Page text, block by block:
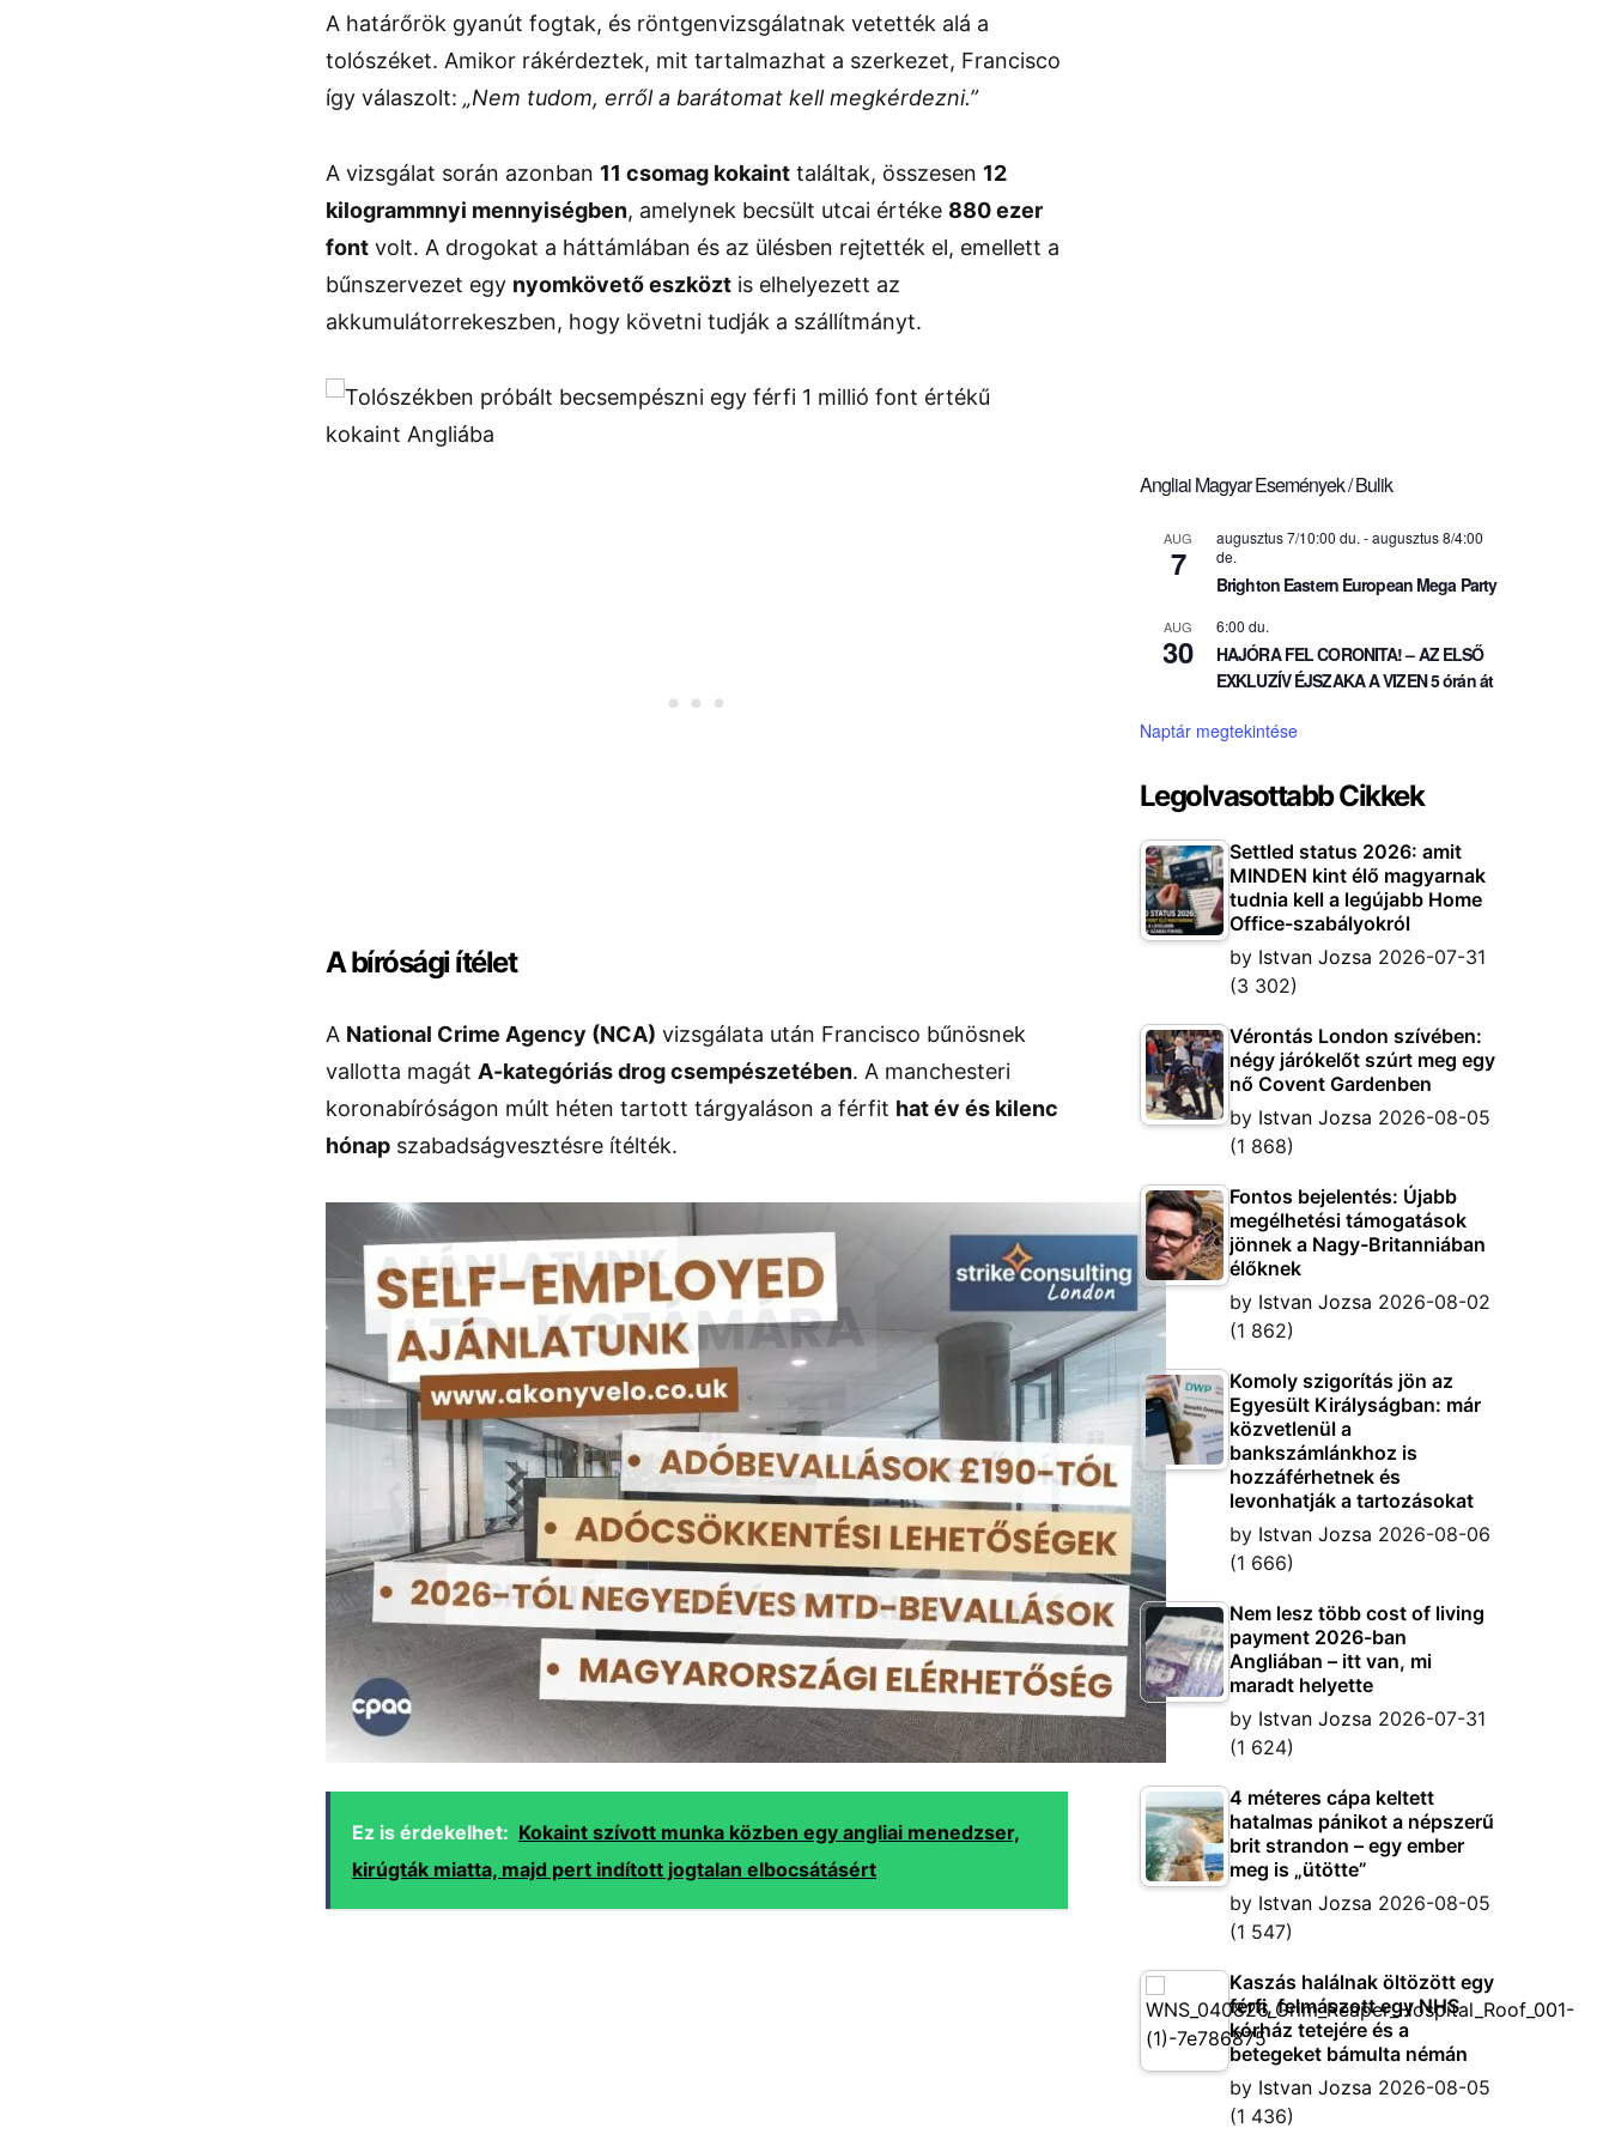
A határőrök gyanút fogtak, és röntgenvizsgálatnak vetették alá a
tolószéket. Amikor rákérdeztek, mit tartalmazhat a szerkezet, Francisco
így válaszolt: „Nem tudom, erről a barátomat kell megkérdezni.”
A vizsgálat során azonban 11 csomag kokaint találtak, összesen 12
kilogrammnyi mennyiségben, amelynek becsült utcai értéke 880 ezer
font volt. A drogokat a háttámlában és az ülésben rejtették el, emellett a
bűnszervezet egy nyomkövető eszközt is elhelyezett az
akkumulátorrekeszben, hogy követni tudják a szállítmányt.
A bírósági ítélet
A National Crime Agency (NCA) vizsgálata után Francisco bűnösnek
vallotta magát A-kategóriás drog csempészetében. A manchesteri
koronabíróságon múlt héten tartott tárgyaláson a férfit hat év és kilenc
hónap szabadságvesztésre ítélték.
Ez is érdekelhet: Kokaint szívott munka közben egy angliai menedzser,
kirúgták miatta, majd pert indított jogtalan elbocsátásért
Angliai Magyar Események / Bulik
AUG
7
augusztus 7/10:00 du. -augusztus 8/4:00
de.
Brighton Eastern European Mega Party
AUG
30
6:00 du.
HAJÓRA FEL CORONITA! – AZ ELSŐ
EXKLUZÍV ÉJSZAKA A VIZEN 5 órán át
Naptár megtekintése
Legolvasottabb Cikkek
Settled status 2026: amit
MINDEN kint élő magyarnak
tudnia kell a legújabb Home
Office-szabályokról
by Istvan Jozsa 2026-07-31
(3 302)
Vérontás London szívében:
négy járókelőt szúrt meg egy
nő Covent Gardenben
by Istvan Jozsa 2026-08-05
(1 868)
Fontos bejelentés: Újabb
megélhetési támogatások
jönnek a Nagy-Britanniában
élőknek
by Istvan Jozsa 2026-08-02
(1 862)
Komoly szigorítás jön az
Egyesült Királyságban: már
közvetlenül a
bankszámlánkhoz is
hozzáférhetnek és
levonhatják a tartozásokat
by Istvan Jozsa 2026-08-06
(1 666)
Nem lesz több cost of living
payment 2026-ban
Angliában – itt van, mi
maradt helyette
by Istvan Jozsa 2026-07-31
(1 624)
4 méteres cápa keltett
hatalmas pánikot a népszerű
brit strandon – egy ember
meg is „ütötte”
by Istvan Jozsa 2026-08-05
(1 547)
Kaszás halálnak öltözött egy
férfi, felmászott egy NHS
kórház tetejére és a
betegeket bámulta némán
by Istvan Jozsa 2026-08-05
(1 436)